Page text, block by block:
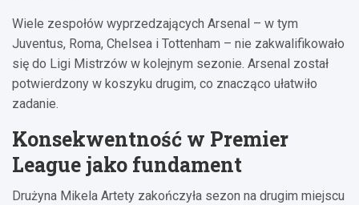
Wiele zespołów wyprzedzających Arsenal – w tym
Juventus, Roma, Chelsea i Tottenham – nie zakwalifikowało
się do Ligi Mistrzów w kolejnym sezonie. Arsenal został
potwierdzony w koszyku drugim, co znacząco ułatwiło
zadanie.
Konsekwentność w Premier
League jako fundament
Drużyna Mikela Artety zakończyła sezon na drugim miejscu